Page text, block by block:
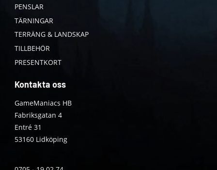
PENSLAR
TÄRNINGAR
TERRÄNG & LANDSKAP
TILLBEHÖR
PRESENTKORT
Kontakta oss
GameManiacs HB
Fabriksgatan 4
Entré 31
53160 Lidköping